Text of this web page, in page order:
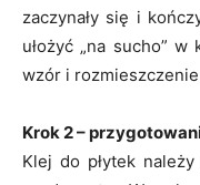
zaczynały się i
ułożyć „na sucho”
wzór i
Krok 2 –
Klej do płytek